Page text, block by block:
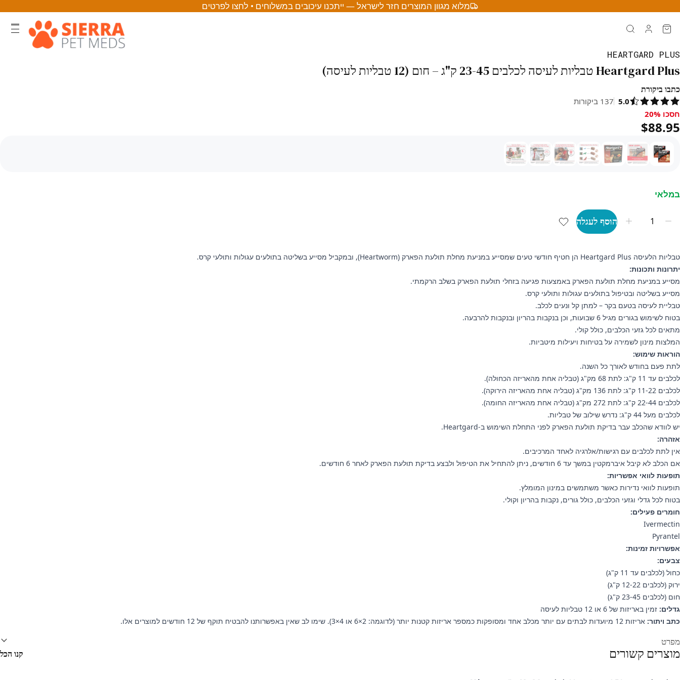
מלוא מגוון המוצרים חזר לישראל — ייתכנו עיכובים במשלוחים • לחצו לפרטים
HEARTGARD PLUS
Heartgard Plus טבליות לעיסה לכלבים 23-45 ק"ג – חום (12 טבליות לעיסה)
כתבו ביקורת
5.0
137 ביקורות
חסכו 20%, $88.95
חסכו 20%
$88.95
במלאי
הוסף לעגלה
טבליות הלעיסה Heartgard Plus הן חטיף חודשי טעים שמסייע במניעת מחלת תולעת הפארק (Heartworm), ובמקביל מסייע בשליטה בתולעים עגולות ותולעי קרס.
יתרונות ותכונות:
מסייע במניעת מחלת תולעת הפארק באמצעות פגיעה בזחלי תולעת הפארק בשלב הרקמתי.
מסייע בשליטה ובטיפול בתולעים עגולות ותולעי קרס.
טבליית לעיסה בטעם בקר – למתן קל ונעים לכלב.
בטוח לשימוש בגורים מגיל 6 שבועות, וכן בנקבות בהריון ובנקבות להרבעה.
מתאים לכל גזעי הכלבים, כולל קולי.
המלצות מינון לשמירה על בטיחות ויעילות מיטביות.
הוראות שימוש:
לתת פעם בחודש לאורך כל השנה.
לכלבים עד 11 ק"ג: לתת 68 מק"ג (טבליה אחת מהאריזה הכחולה).
לכלבים 11-22 ק"ג: לתת 136 מק"ג (טבליה אחת מהאריזה הירוקה).
לכלבים 22-44 ק"ג: לתת 272 מק"ג (טבליה אחת מהאריזה החומה).
לכלבים מעל 44 ק"ג: נדרש שילוב של טבליות.
יש לוודא שהכלב עבר בדיקת תולעת הפארק לפני התחלת השימוש ב-Heartgard.
אזהרה:
אין לתת לכלבים עם רגישות/אלרגיה לאחד המרכיבים.
אם הכלב לא קיבל איברמקטין במשך עד 6 חודשים, ניתן להתחיל את הטיפול ולבצע בדיקת תולעת הפארק לאחר 6 חודשים.
תופעות לוואי אפשריות:
תופעות לוואי נדירות כאשר משתמשים במינון המומלץ.
בטוח לכל גדלי וגזעי הכלבים, כולל גורים, נקבות בהריון וקולי.
חומרים פעילים:
Ivermectin
Pyrantel
אפשרויות זמינות:
צבעים:
כחול (לכלבים עד 11 ק"ג)
ירוק (לכלבים 12-22 ק"ג)
חום (לכלבים 23-45 ק"ג)
גדלים: זמין באריזות של 6 או 12 טבליות לעיסה
כתב ויתור: אריזות 12 מיועדות לבתים עם יותר מכלב אחד ומסופקות כמספר אריזות קטנות יותר (לדוגמה: 2×6 או 4×3). שימו לב שאין באפשרותנו להבטיח תוקף של 12 חודשים למוצרים אלו.
מפרט
מוצרים קשורים קנו הכל